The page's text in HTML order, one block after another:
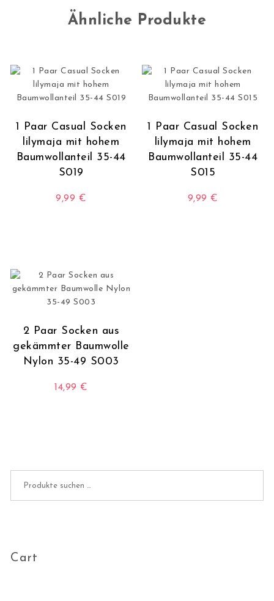
Ähnliche Produkte
1 Paar Casual Socken
lilymaja mit hohem
Baumwollanteil 35-44
S019
9,99 €
1 Paar Casual Socken
lilymaja mit hohem
Baumwollanteil 35-44
S015
9,99 €
2 Paar Socken aus
gekämmter Baumwolle
Nylon 35-49 S003
14,99€
Cart